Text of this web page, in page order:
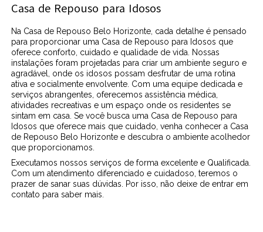
Casa de Repouso para Idosos
Na Casa de Repouso Belo Horizonte, cada detalhe é pensado
para proporcionar uma Casa de Repouso para Idosos que
oferece conforto, cuidado e qualidade de vida. Nossas
instalações foram projetadas para criar um ambiente seguro e
agradável, onde os idosos possam desfrutar de uma rotina
ativa e socialmente envolvente. Com uma equipe dedicada e
serviços abrangentes, oferecemos assistência médica,
atividades recreativas e um espaço onde os residentes se
sintam em casa. Se você busca uma Casa de Repouso para
Idosos que oferece mais que cuidado, venha conhecer a Casa
de Repouso Belo Horizonte e descubra o ambiente acolhedor
que proporcionamos.
Executamos nossos serviços de forma excelente e Qualificada.
Com um atendimento diferenciado e cuidadoso, teremos o
prazer de sanar suas dúvidas. Por isso, não deixe de entrar em
contato para saber mais.